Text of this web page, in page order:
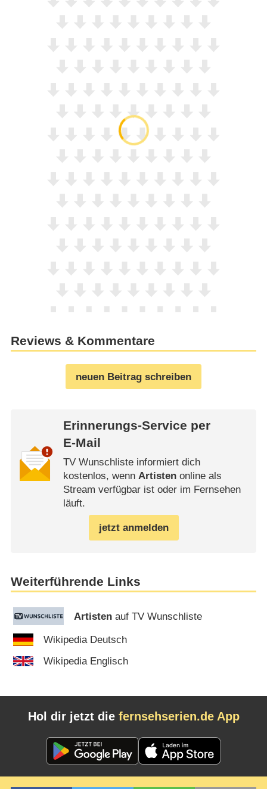
Reviews & Kommentare
neuen Beitrag schreiben
Erinnerungs-Service per
E-Mail
TV Wunschliste informiert dich
kostenlos, wenn Artistenonline als
Stream verfügbar ist oder im Fernsehen
läuft.
jetzt anmelden
Weiterführende Links
Artisten auf TV Wunschliste
Wikipedia Deutsch
Wikipedia Englisch
Hol dir jetzt die fernsehserien.de App